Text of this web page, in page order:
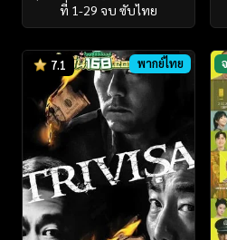
ที่ 1-29 จบ ซับไทย
7.1 พากย์ไทย